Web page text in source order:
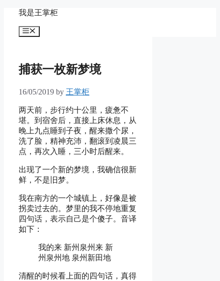
content
我是王掌柜
Menu
捕获一枚新梦境
16/05/2019 by 王掌柜
两天前，步行约十公里，疲惫不
堪。到宿舍后，直接上床休息，从
晚上九点睡到子夜，醒来撒个尿，
洗了脸，精神充沛，翻滚到凌晨三
点，再次入睡，三小时后醒来。
出现了一个新的梦境，我确信很新
鲜，不是旧梦。
我在南方的一个城镇上，好像是被
拐卖过去的。梦里的我不停地重复
四句话，表示自己是个傻子。音译
如下：
我的来 新州泉州来 新
州泉州地 泉州新田地
清醒的时候看上面的四句话，真得